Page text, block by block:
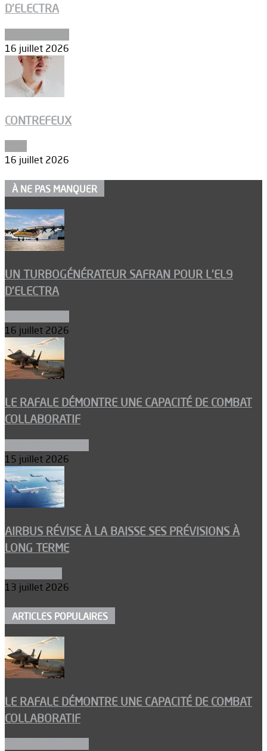
D’ELECTRA
16 juillet 2026
CONTREFEUX
16 juillet 2026
À NE PAS MANQUER
UN TURBOGÉNÉRATEUR SAFRAN POUR L’EL9
D’ELECTRA
16 juillet 2026
LE RAFALE DÉMONTRE UNE CAPACITÉ DE COMBAT
COLLABORATIF
15 juillet 2026
AIRBUS RÉVISE À LA BAISSE SES PRÉVISIONS À
LONG TERME
13 juillet 2026
ARTICLES POPULAIRES
LE RAFALE DÉMONTRE UNE CAPACITÉ DE COMBAT
COLLABORATIF